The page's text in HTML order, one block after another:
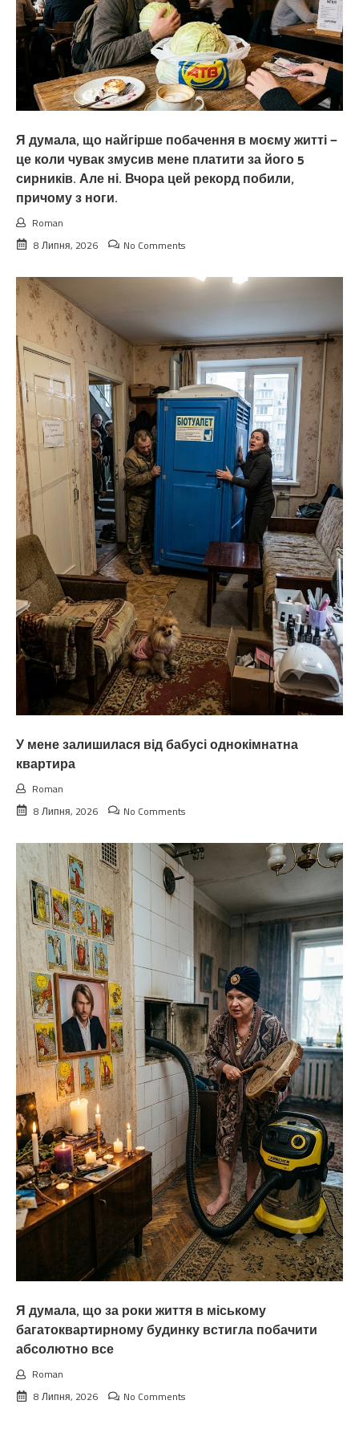
Я думала, що найгірше побачення в моєму житті —
це коли чувак змусив мене платити за його 5
сирників. Але ні. Вчора цей рекорд побили,
причому з ноги.
Roman
8 Липня, 2026
No Comments
У мене залишилася від бабусі однокімнатна
квартира
Roman
8 Липня, 2026
No Comments
Я думала, що за роки життя в міському
багатоквартирному будинку встигла побачити
абсолютно все
Roman
8 Липня, 2026
No Comments